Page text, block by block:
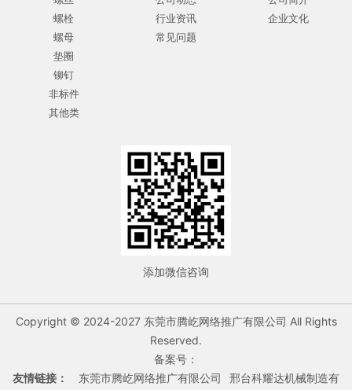
螺栓
螺母
垫圈
铆钉
非标件
其他类
行业资讯
常见问题
企业文化
添加微信咨询
Copyright © 2024-2027 东莞市腾屹网络推广有限公司 All Rights
Reserved.
备案号：
友情链接：
东莞市腾屹网络推广有限公司
邢台科耀达机械制造有